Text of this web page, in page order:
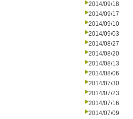
2014/09/18
2014/09/17
2014/09/10
2014/09/03
2014/08/27
2014/08/20
2014/08/13
2014/08/06
2014/07/30
2014/07/23
2014/07/16
2014/07/09